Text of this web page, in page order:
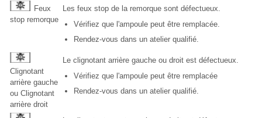
Feux
stop remorque
Les feux stop de la remorque sont défectueux.
Vérifiez que l'ampoule peut être remplacée.
Rendez-vous dans un atelier qualifié.
Clignotant
arrière gauche
ou Clignotant
arrière droit
Le clignotant arrière gauche ou droit est défectueux.
Vérifiez que l'ampoule peut être remplacée
Rendez-vous dans un atelier qualifié.